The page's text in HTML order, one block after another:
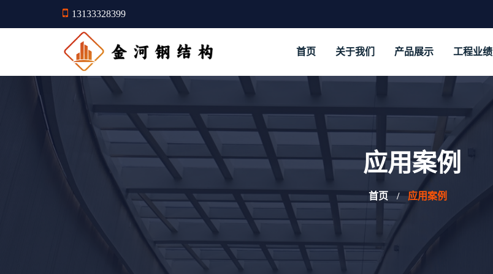
13133328399
首页 关于我们 产品展示 工程业绩
应用案例
首页 应用案例